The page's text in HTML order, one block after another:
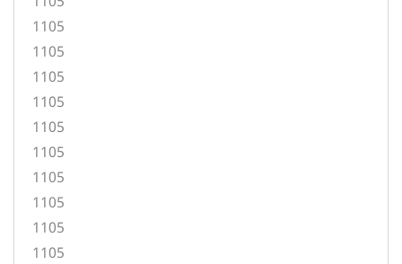
1105
1105
1105
1105
1105
1105
1105
1105
1105
1105